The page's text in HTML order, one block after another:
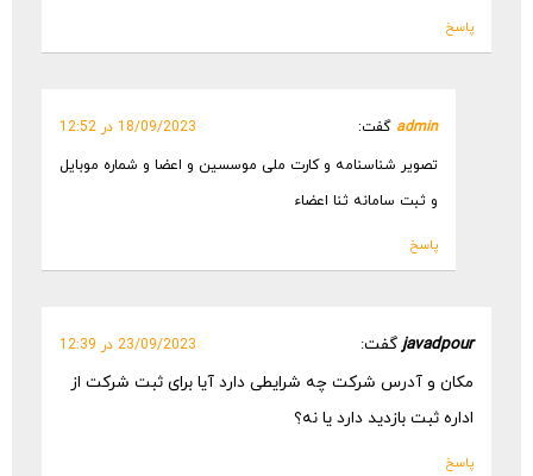
پاسخ
admin گفت: 18/09/2023 در 12:52
تصویر شناسنامه و کارت ملی موسسین و اعضا و شماره موبایل
و ثبت سامانه ثنا اعضاء
پاسخ
javadpour گفت: 23/09/2023 در 12:39
مکان و آدرس شرکت چه شرایطی دارد آیا برای ثبت شرکت از
اداره ثبت بازدید دارد یا نه؟
پاسخ